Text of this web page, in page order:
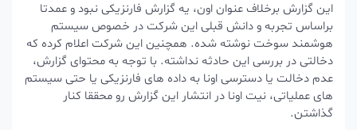
این گزارش برخلاف عنوان اون، یه گزارش فارنزیکی نبود و عمدتا
براساس تجربه و دانش قبلی این شرکت در خصوص سیستم
هوشمند سوخت نوشته شده. همچنین این شرکت اعلام کرده که
دخالتی در بررسی این حادثه نداشته. با توجه به محتوای گزارش،
عدم دخالت یا دسترسی اونا به داده های فارنزیکی یا حتی سیستم
های عملیاتی، نیت اونا در انتشار این گزارش رو محققا کنار
گذاشتن.